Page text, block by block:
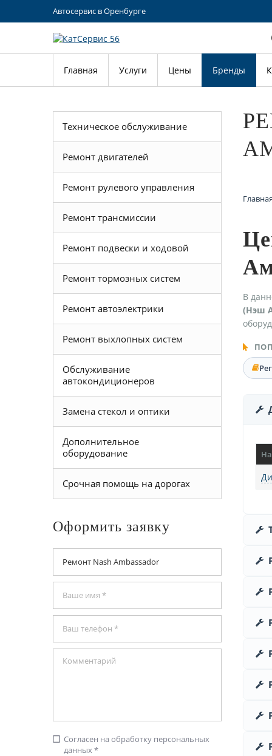
Автосервис в Оренбурге
Главная Услуги Цены Бренды
В
(Нэш
Техническое обслуживание
Ремонт двигателей
Ремонт рулевого управления
Ремонт трансмиссии
Ремонт подвески и ходовой
Ремонт тормозных систем
Ремонт автоэлектрики
Ремонт выхлопных систем
Обслуживание
автокондиционеров
Замена стекол и оптики
Дополнительное
оборудование
Срочная помощь на дорогах
Оформить заявку
check_box_outline_blank Согласен на обработку персональных
данных *